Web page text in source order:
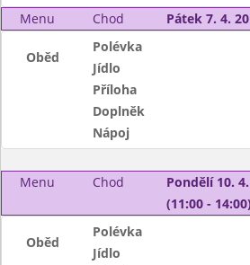
Menu
Chod Pátek 7. 4.
Oběd
Polévka
Jídlo
Příloha
Doplněk
Nápoj
Menu Chod
Pondělí 10.
(11:00 -
Oběd
Polévka
Jídlo